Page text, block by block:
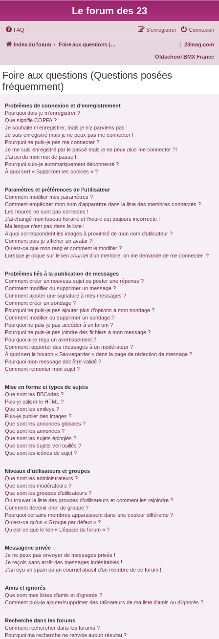
Le forum des 23
FAQ Connexion
S’enregistrer
Index du forum Foire aux questions (Questions posées fréquemment) 23mag.com
|
Oldschool BMX France
Foire aux questions (Questions posées
fréquemment)
Problèmes de connexion et d’enregistrement
Pourquoi dois-je m’enregistrer ?
Que signifie COPPA ?
Je souhaite m’enregistrer, mais je n’y parviens pas !
Je suis enregistré mais je ne peux pas me connecter !
Pourquoi ne puis-je pas me connecter ?
Je me suis enregistré par le passé mais je ne peux plus me connecter ?!
J’ai perdu mon mot de passe !
Pourquoi suis-je automatiquement déconnecté ?
À quoi sert « Supprimer les cookies » ?
Paramètres et préférences de l’utilisateur
Comment modifier mes paramètres ?
Comment empêcher mon nom d’apparaître dans la liste des membres connectés ?
Les heures ne sont pas correctes !
J’ai changé mon fuseau horaire et l’heure est toujours incorrecte !
Ma langue n’est pas dans la liste !
A quoi correspondent les images à proximité de mon nom d’utilisateur ?
Comment puis-je afficher un avatar ?
Qu’est-ce que mon rang et comment le modifier ?
Lorsque je clique sur le lien courrield’un membre, on me demande de me connecter !?
Problèmes liés à la publication de messages
Comment créer un nouveau sujet ou poster une réponse ?
Comment modifier ou supprimer un message ?
Comment ajouter une signature à mes messages ?
Comment créer un sondage ?
Pourquoi ne puis-je pas ajouter plus d’options à mon sondage ?
Comment modifier ou supprimer un sondage ?
Pourquoi ne puis-je pas accéder à un forum ?
Pourquoi ne puis-je pas joindre des fichiers à mon message ?
Pourquoi ai-je reçu un avertissement ?
Comment rapporter des messages à un modérateur ?
À quoi sert le bouton « Sauvegarder » dans la page de rédaction de message ?
Pourquoi mon message doit être validé ?
Comment remonter mon sujet ?
Mise en forme et types de sujets
Que sont les BBCodes ?
Puis-je utiliser le HTML ?
Que sont les smileys ?
Puis-je publier des images ?
Que sont les annonces globales ?
Que sont les annonces ?
Que sont les sujets épinglés ?
Que sont les sujets verrouillés ?
Que sont les icônes de sujet ?
Niveaux d’utilisateurs et groupes
Que sont les administrateurs ?
Que sont les modérateurs ?
Que sont les groupes d’utilisateurs ?
Où trouver la liste des groupes d’utilisateurs et comment les rejoindre ?
Comment devenir chef de groupe ?
Pourquoi certains membres apparaissent dans une couleur différente ?
Qu’est-ce qu’un « Groupe par défaut » ?
Qu’est-ce que le lien « L’équipe du forum » ?
Messagerie privée
Je ne peux pas envoyer de messages privés !
Je reçois sans arrêt des messages indésirables !
J’ai reçu un spam ou un courriel abusif d’un membre de ce forum !
Amis et ignorés
Que sont mes listes d’amis et d’ignorés ?
Comment puis-je ajouter/supprimer des utilisateurs de ma liste d’amis ou d’ignorés ?
Recherche dans les forums
Comment rechercher dans les forums ?
Pourquoi ma recherche ne renvoie aucun résultat ?